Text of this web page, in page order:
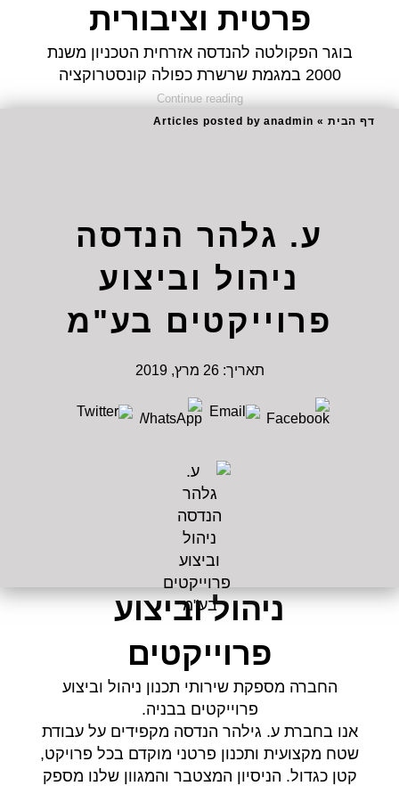
פרטית וציבורית
בוגר הפקולטה להנדסה אזרחית הטכניון משנת
2000 במגמת שרשרת כפולה קונסטרוקציה
Continue reading
דף הבית »
Articles posted by anadmin
ע. גלהר הנדסה
ניהול וביצוע
פרוייקטים בע"מ
תאריך:26 מרץ, 2019
ניהול וביצוע
פרוייקטים
החברה מספקת שירותי תכנון ניהול וביצוע
פרוייקטים בבניה.
אנו בחברת ע. גילהר הנדסה מקפידים על עבודת
שטח מקצועית ותכנון פרטני מוקדם בכל פרויקט,
קטן כגדול. הניסיון המצטבר והמגוון שלנו מספק